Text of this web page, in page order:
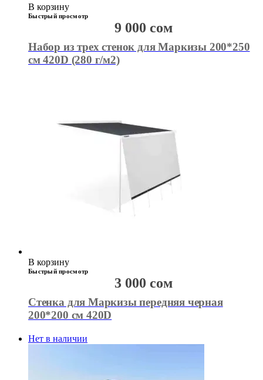
В корзину
Быстрый просмотр
Набор из трех стенок для Маркизы 200*250
см 420D (280 г/м2)
9 000 сом
В корзину
Быстрый просмотр
Стенка для Маркизы передняя черная
200*200 см 420D
3 000 сом
Нет в наличии